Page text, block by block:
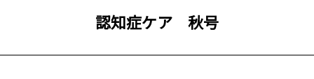
認知症ケア 秋号